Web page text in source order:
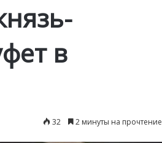
в
32 2 минуты на прочтение